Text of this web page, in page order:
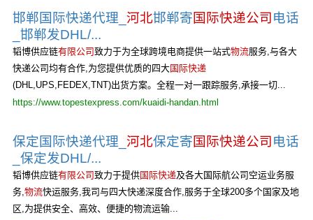
邯郸国际快递代理_ 河北邯郸寄国际快递公司 电话
_邯郸发DHL/...
韬博供应链有限公司致力于为全球跨境电商提供一站式物流服务,与各大
快递公司均有合作,为您提供优质的四大国际快递
(DHL,UPS,FEDEX,TNT)出货方案。全程一对一跟踪服务,承接一切...
https://www.topestexpress.com/kuaidi-handan.html
保定国际快递代理_ 河北保定寄国际快递公司 电话
_保定发DHL/...
韬博供应链有限公司致力于提供国际快递及各大国际航公司空运业务服
务,物流快运服务,我司与四大快递深度合作,服务于全球200多个国家及地
区,为提供安全、高效、便捷的物流运输...